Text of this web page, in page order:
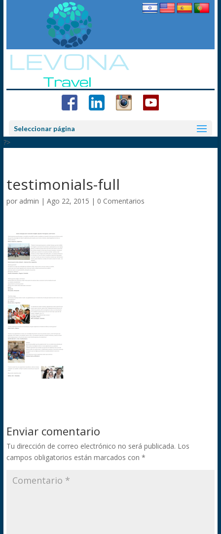
Seleccionar página
?>
testimonials-full
por admin |Ago 22, 2015 | 0 Comentarios
Enviar comentario
Tu dirección de correo electrónico no será publicada. Los
campos obligatorios están marcados con*